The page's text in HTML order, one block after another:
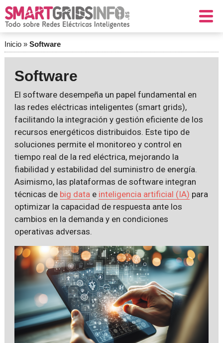
Inicio» Software
Software
El software desempeña un papel fundamental en
las redes eléctricas inteligentes (smart grids),
facilitando la integración y gestión eficiente de los
recursos energéticos distribuidos. Este tipo de
soluciones permite el monitoreo y control en
tiempo real de la red eléctrica, mejorando la
fiabilidad y estabilidad del suministro de energía.
Asimismo, las plataformas de software integran
técnicas de big datae inteligencia artificial (IA) para
optimizar la capacidad de respuesta ante los
cambios en la demanda y en condiciones
operativas adversas.